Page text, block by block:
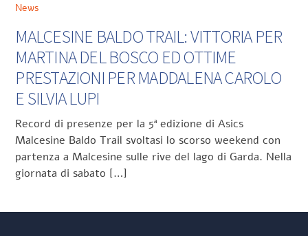
News
MALCESINE BALDO TRAIL: VITTORIA PER
MARTINA DEL BOSCO ED OTTIME
PRESTAZIONI PER MADDALENA CAROLO
E SILVIA LUPI
Record di presenze per la 5ª edizione di Asics
Malcesine Baldo Trail svoltasi lo scorso weekend con
partenza a Malcesine sulle rive del lago di Garda. Nella
giornata di sabato […]